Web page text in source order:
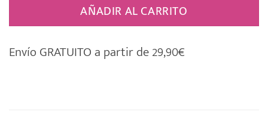
AÑADIR AL CARRITO
Envío GRATUITO a partir de 29,90€